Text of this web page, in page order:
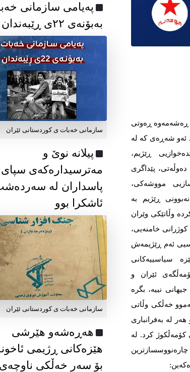
و مافخوازی کوردستان! لە ڕۆژی شەممە، ٩ی ڕەشەمەوە ڕەوتی
ئەو شەڕەی کە لە
ڕێژیم،
دەوڵەتی، پێداگری
مووشەکی،
ڕێژیم بە
وڵاتێکی وێران
خامنەیی،
ئەم ڕێژیمەش
سیاسییەکانی
ئێران و
نییە، بگرە
خەڵکی وڵاتی
لە بەفرانباری
کۆمەڵکوژ کرد. لە
پەیامی سازمانی
بەبۆنەی ۲۲ی ڕێبەندان
سازمانی خەبات ی كوردستانی ئێران
پیلانە نوێ و
مەترسیدارەکەی سپای
پاسداران لە
ئاشکرا بوو
سازمانی خەبات ی كوردستانی ئێران
هەڕەشەو هێرشی
هێزەکانی ڕژیمی
بۆ سەر خەڵکی